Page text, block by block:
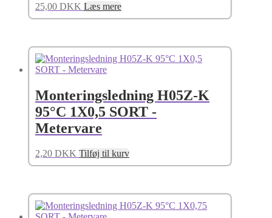
25,00 DKK Læs mere
Monteringsledning H05Z-K
95°C 1X0,5 SORT -
Metervare
2,20 DKK Tilføj til kurv